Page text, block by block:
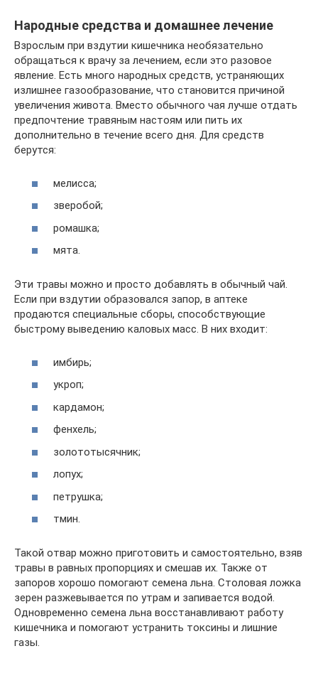
Народные средства и домашнее лечение
Взрослым при вздутии кишечника необязательно
обращаться к врачу за лечением, если это разовое
явление. Есть много народных средств, устраняющих
излишнее газообразование, что становится причиной
увеличения живота. Вместо обычного чая лучше отдать
предпочтение травяным настоям или пить их
дополнительно в течение всего дня. Для средств
берутся:
мелисса;
зверобой;
ромашка;
мята.
Эти травы можно и просто добавлять в обычный чай.
Если при вздутии образовался запор, в аптеке
продаются специальные сборы, способствующие
быстрому выведению каловых масс. В них входит:
имбирь;
укроп;
кардамон;
фенхель;
золототысячник;
лопух;
петрушка;
тмин.
Такой отвар можно приготовить и самостоятельно, взяв
травы в равных пропорциях и смешав их. Также от
запоров хорошо помогают семена льна. Столовая ложка
зерен разжевывается по утрам и запивается водой.
Одновременно семена льна восстанавливают работу
кишечника и помогают устранить токсины и лишние
газы.